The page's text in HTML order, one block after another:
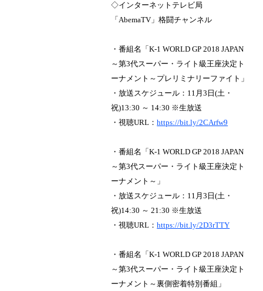
◇インターネットテレビ局
「AbemaTV」格闘チャンネル
・番組名「K-1 WORLD GP 2018 JAPAN
～第3代スーパー・ライト級王座決定ト
ーナメント～プレリミナリーファイト」
・放送スケジュール：11月3日(土・
祝)13:30 ～ 14:30 ※生放送
・視聴URL：https://bit.ly/2CArfw9
・番組名「K-1 WORLD GP 2018 JAPAN
～第3代スーパー・ライト級王座決定ト
ーナメント～」
・放送スケジュール：11月3日(土・
祝)14:30 ～ 21:30 ※生放送
・視聴URL：https://bit.ly/2D3rTTY
・番組名「K-1 WORLD GP 2018 JAPAN
～第3代スーパー・ライト級王座決定ト
ーナメント～裏側密着特別番組」